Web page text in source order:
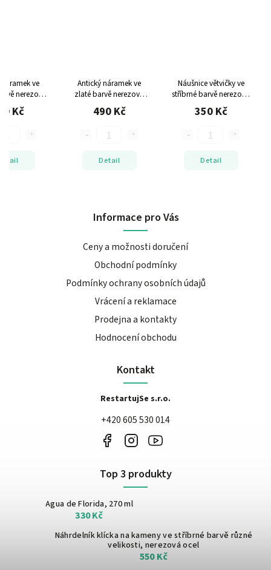
ve
nerezová
Kč
Antický náramek ve
zlaté barvěnerezová
ocel, nastavitelná
velikost
490 Kč
Detail
Náušnice větvičky ve
stříbrné barvěnerezová
ocel
350 Kč
Detail
Informace pro Vás
Ceny a možnosti doručení
Obchodní podmínky
Podmínky ochrany osobních údajů
Vrácení a reklamace
Prodejna a kontakty
Hodnocení obchodu
Kontakt
RestartujSe s.r.o.
+420 605 530 014
Top 3 produkty
Agua de Florida, 270 ml
330 Kč
Náhrdelník klícka na kameny ve stříbrné barvě různé
velikosti, nerezová ocel
550 Kč